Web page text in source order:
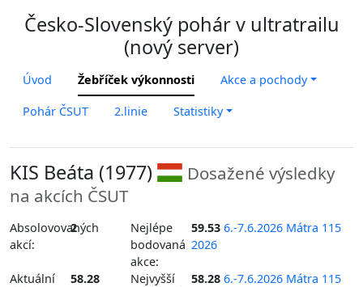
Česko-Slovenský pohár v ultratrailu
(nový server)
Úvod Žebříček výkonnosti Akce a pochody
Pohár ČSUT 2.linie Statistiky
KIS Beáta (1977)
Dosažené výsledky
na akcích ČSUT
Absolovovaných
akcí:
2
Nejlépe
bodovaná
akce:
59.53 6.-7.6.2026 Mátra 115
2026
Aktuální
58.28
Nejvyšší
58.28 6.-7.6.2026 Mátra 115